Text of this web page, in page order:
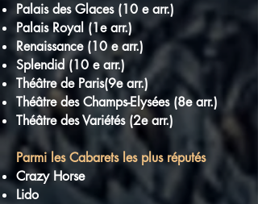
Palais des Glaces (10 e arr.)
Palais Royal (1e arr.)
Renaissance (10 e arr.)
Splendid (10 e arr.)
Théâtre de Paris(9e arr.)
Théâtre des Champs-Elysées (8e arr.)
Théâtre des Variétés (2e arr.)
Parmi les Cabarets les plus réputés
Crazy Horse
Lido